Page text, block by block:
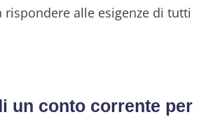
alle esigenze di tutti
un conto corrente per